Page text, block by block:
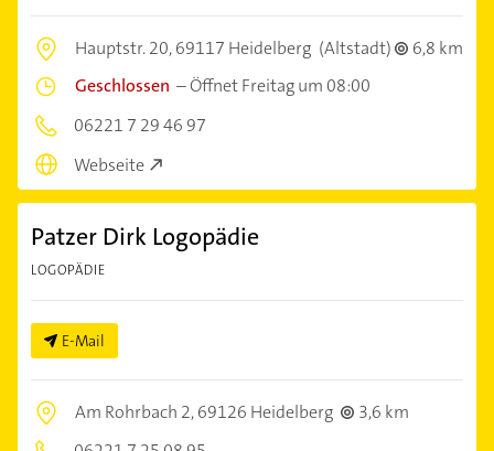
Hauptstr. 20,69117 Heidelberg (Altstadt)
6,8 km
Geschlossen –Öffnet Freitag um 08:00
06221 7 29 46 97
Webseite
Patzer Dirk Logopädie
LOGOPÄDIE
E-Mail
Am Rohrbach 2,69126 Heidelberg
3,6 km